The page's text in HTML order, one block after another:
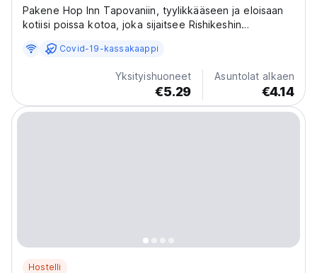
Pakene Hop Inn Tapovaniin, tyylikkääseen ja eloisaan
kotiisi poissa kotoa, joka sijaitsee Rishikeshin
Upper Tapovanissa, lähellä AYM YOGA -koulua, ja
tarjoaa viihtyisän paratiisin seikkailua ja rauhaa
Covid-19-kassakaappi
Yksityishuoneet
€5.29
Asuntolat alkaen
€4.14
Hostelli